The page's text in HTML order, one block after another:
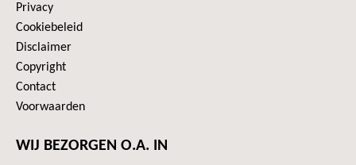
Privacy
Cookiebeleid
Disclaimer
Copyright
Contact
Voorwaarden
WIJ BEZORGEN O.A. IN